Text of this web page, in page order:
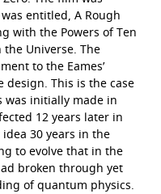
entitled, A Rough
with the Powers of Ten
Universe. The
to the Eames’
This is the case
initially made in
12 years later in
30 years in the
to evolve that in the
broken through yet
of quantum physics.